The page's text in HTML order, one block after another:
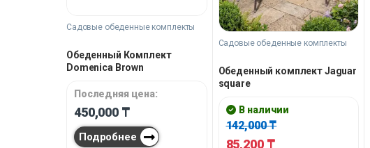
Садовые обеденные комплекты
Обеденный Комплект
Domenica Brown
Последняя цена:
450,000 ₸
Подробнее
Садовые обеденные комплекты
Обеденный комплект Jaguar
square
В наличии
142,000₸
85,200 ₸